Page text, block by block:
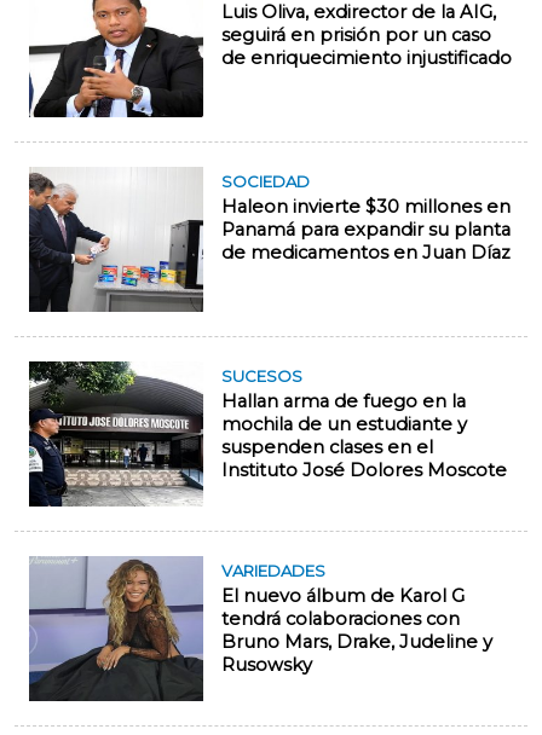
Luis Oliva, exdirector de la AIG,
seguirá en prisión por un caso
de enriquecimiento injustificado
SOCIEDAD
Haleon invierte $30 millones en
Panamá para expandir su planta
de medicamentos en Juan Díaz
SUCESOS
Hallan arma de fuego en la
mochila de un estudiante y
suspenden clases en el
Instituto José Dolores Moscote
VARIEDADES
El nuevo álbum de Karol G
tendrá colaboraciones con
Bruno Mars, Drake, Judeline y
Rusowsky